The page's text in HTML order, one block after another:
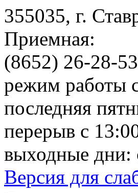
355035, г.
Приемная:
(8652) 26-28-53
режим работы
последняя
перерыв с
выходные дни:
Версия для